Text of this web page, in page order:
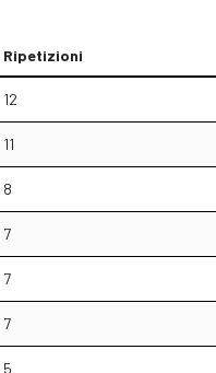
Ripetizioni
12
11
8
7
7
7
5